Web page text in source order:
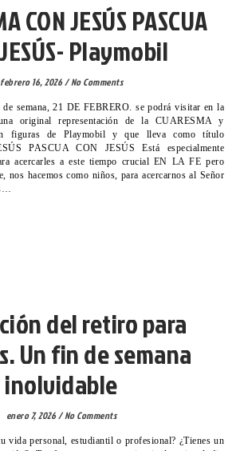
CON JESÚS PASCUA
Playmobil
febrero 16, 2026/No Comments
original representación de la CUARESMA y
figuras de Playmobil y que lleva como título
PASCUA CON JESÚS Está especialmente
acercarles a este tiempo crucial EN LA FE pero
nos hacemos como niños, para acercarnos al Señor
del retiro para
Un fin de semana
inolvidable
enero 7, 2026/No Comments